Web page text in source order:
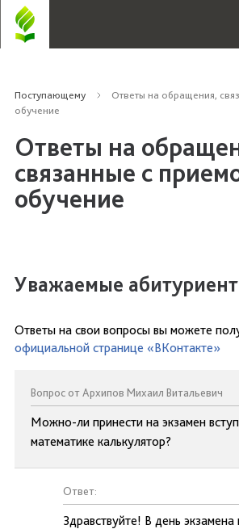
Поступающему
Ответы на обращения,
обучение
Ответы на
связанные с
обучение
Уважаемые
Ответы на свои вопросы вы можете
официальной странице «ВКонтакте»
Вопрос от Архипов Михаил Витальевич
Можно-ли принести на экзамен
математике калькулятор?
Ответ:
Здравствуйте! В день